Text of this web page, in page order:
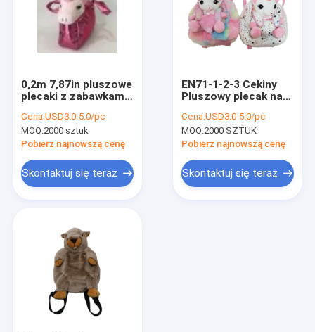
0,2m 7,87in pluszowe
plecaki z zabawkami
różowymi skrzydłami
Cena:USD3.0-5.0/pc
MOQ:2000 sztuk
Pobierz najnowszą cenę
Skontaktuj się teraz
EN71-1-2-3 Cekiny
Pluszowy plecak na
Wypełnienie
bawełniane dla dzieci
Cena:USD3.0-5.0/pc
MOQ:2000 SZTUK
Pobierz najnowszą cenę
Skontaktuj się teraz